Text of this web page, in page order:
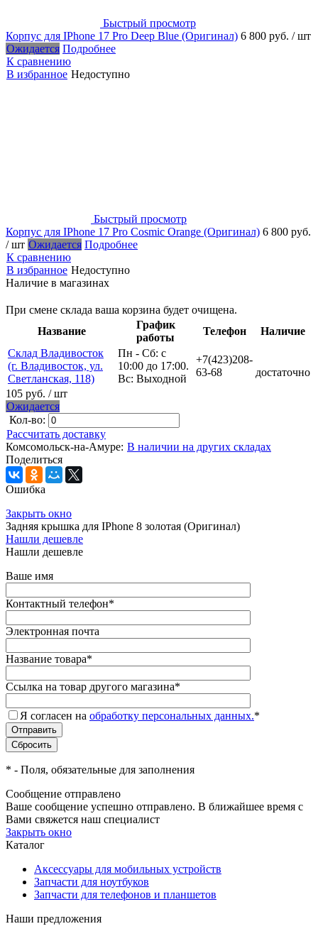
Быстрый просмотр
Корпус для IPhone 17 Pro Deep Blue (Оригинал) 6 800 руб. / шт
Ожидается Подробнее
К сравнению
В избранное Недоступно
Быстрый просмотр
Корпус для IPhone 17 Pro Cosmic Orange (Оригинал) 6 800 руб.
/ шт Ожидается Подробнее
К сравнению
В избранное Недоступно
Наличие в магазинах
При смене склада ваша корзина будет очищена.
Название
График
работы
Телефон
Наличие
Склад Владивосток
(г. Владивосток, ул.
Светланская, 118)
Пн - Сб: с
10:00 до 17:00.
Вс: Выходной
+7(423)208-
63-68
достаточно
105 руб. / шт
Ожидается
Кол-во:
Рассчитать доставку
Комсомольск-на-Амуре: В наличии на других складах
Поделиться
Ошибка
Закрыть окно
Задняя крышка для IPhone 8 золотая (Оригинал)
Нашли дешевле
Нашли дешевле
Ваше имя
Контактный телефон*
Электронная почта
Название товара*
Ссылка на товар другого магазина*
Я согласен на обработку персональных данных.*
* - Поля, обязательные для заполнения
Сообщение отправлено
Ваше сообщение успешно отправлено. В ближайшее время с
Вами свяжется наш специалист
Закрыть окно
Каталог
Аксессуары для мобильных устройств
Запчасти для ноутбуков
Запчасти для телефонов и планшетов
Наши предложения